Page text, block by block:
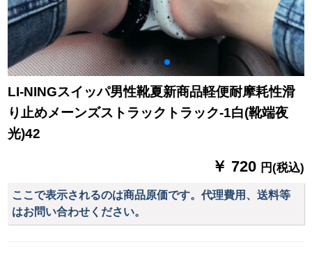
LI-NINGスイッパ男性靴夏新商品軽便耐摩耗性滑
り止めメーンズストラックトラック-1白(靴端夜
光)42
￥ 720 円(税込)
ここで表示されるのは商品原価です。代理費用、送料等
はお問い合わせください。